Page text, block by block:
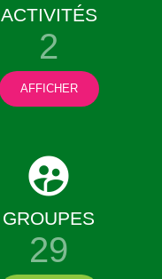
ACTIVITÉS
2
AFFICHER
GROUPES
29